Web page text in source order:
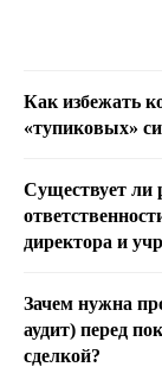
Как избежать
«тупиковых»
Существует ли
директора и
Зачем нужна
аудит) перед
сделкой?